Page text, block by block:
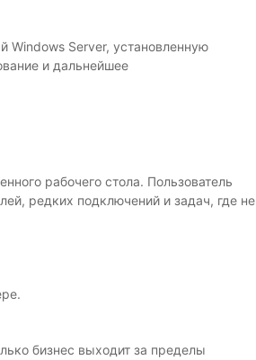
Windows Server, установленную
и дальнейшее
рабочего стола. Пользователь
редких подключений и задач, где не
бизнес выходит за пределы